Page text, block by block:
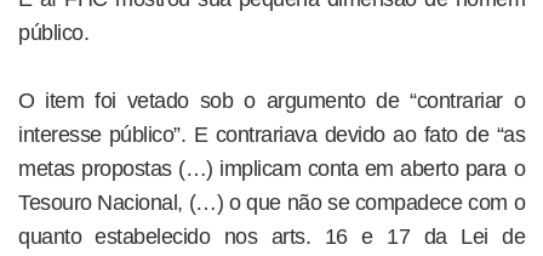
público.
O item foi vetado sob o argumento de “contrariar o
interesse público”. E contrariava devido ao fato de “as
metas propostas (…) implicam conta em aberto para o
Tesouro Nacional, (…) o que não se compadece com o
quanto estabelecido nos arts. 16 e 17 da Lei de